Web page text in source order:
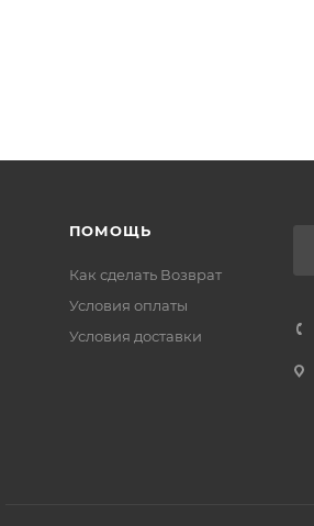
ПОМОЩЬ
Как сделать Возврат
Условия оплаты
Условия доставки